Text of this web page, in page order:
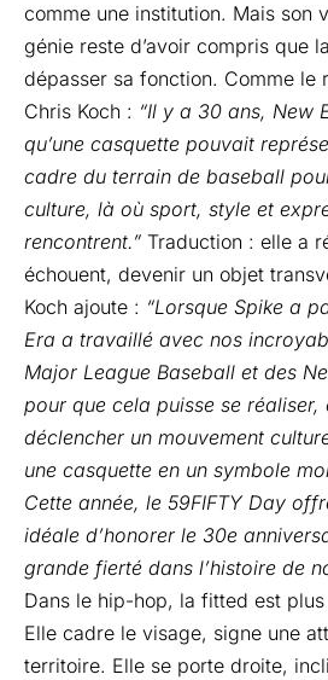
comme une institution. Mais son
génie reste d’avoir compris que
dépasser sa fonction. Comme le
Chris Koch : “Il y a 30 ans, New
qu’une casquette pouvait
cadre du terrain de baseball
culture, là où sport, style et
rencontrent.” Traduction : elle a
échouent, devenir un objet
Koch ajoute : “Lorsque Spike a
Era a travaillé avec nos
Major League Baseball et des
pour que cela puisse se
déclencher un mouvement
une casquette en un symbole
Cette année, le 59FIFTY Day
idéale d’honorer le 30e
grande fierté dans l’histoire de
Dans le hip-hop, la fitted est plus
Elle cadre le visage, signe une
territoire. Elle se porte droite,